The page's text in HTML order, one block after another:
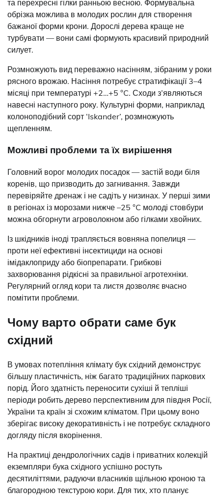
та перехресні гілки ранньою весною. Формувальна
обрізка можлива в молодих рослин для створення
бажаної форми крони. Дорослі дерева краще не
турбувати — вони самі формують красивий природний
силует.
Розмножують вид переважно насінням, зібраним у роки
рясного врожаю. Насіння потребує стратифікації 3–4
місяці при температурі +2…+5 °C. Сходи з’являються
навесні наступного року. Культурні форми, наприклад
колоноподібний сорт ‘Iskander’, розмножують
щепленням.
Можливі проблеми та їх вирішення
Головний ворог молодих посадок — застій води біля
коренів, що призводить до загнивання. Завжди
перевіряйте дренаж і не садіть у низинах. У перші зими
в регіонах із морозами нижче –25 °C молоді стовбури
можна обгорнути агроволокном або гілками хвойних.
Із шкідників іноді трапляється вовняна попелиця —
проти неї ефективні інсектициди на основі
імідаклоприду або біопрепарати. Грибкові
захворювання рідкісні за правильної агротехніки.
Регулярний огляд кори та листя дозволяє вчасно
помітити проблеми.
Чому варто обрати саме бук
східний
В умовах потепління клімату бук східний демонструє
більшу пластичність, ніж багато традиційних паркових
порід. Його здатність переносити сухіші й тепліші
періоди робить дерево перспективним для півдня Росії,
України та країн зі схожим кліматом. При цьому воно
зберігає високу декоративність і не потребує складного
догляду після вкорінення.
На практиці дендрологічних садів і приватних колекцій
екземпляри бука східного успішно ростуть
десятиліттями, радуючи власників щільною кроною та
благородною текстурою кори. Для тих, хто планує